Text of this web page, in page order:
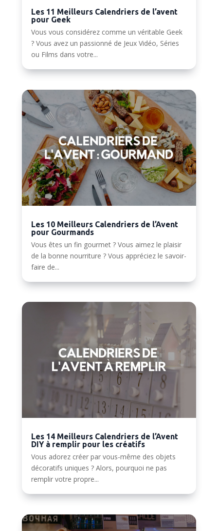
Les 11 Meilleurs Calendriers de l’avent
pour Geek
Vous vous considérez comme un véritable Geek
? Vous avez un passionné de Jeux Vidéo, Séries
ou Films dans votre...
Les 10 Meilleurs Calendriers de l’Avent
pour Gourmands
Vous êtes un fin gourmet ? Vous aimez le plaisir
de la bonne nourriture ? Vous appréciez le savoir-
faire de...
Les 14 Meilleurs Calendriers de l’Avent
DIY à remplir pour les créatifs
Vous adorez créer par vous-même des objets
décoratifs uniques ? Alors, pourquoi ne pas
remplir votre propre...